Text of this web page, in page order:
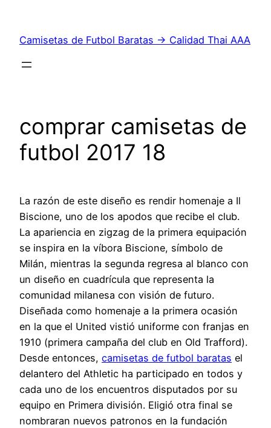
contenido
Camisetas de Futbol Baratas → Calidad Thai AAA
comprar camisetas de
futbol 2017 18
La razón de este diseño es rendir homenaje a Il
Biscione, uno de los apodos que recibe el club.
La apariencia en zigzag de la primera equipación
se inspira en la víbora Biscione, símbolo de
Milán, mientras la segunda regresa al blanco con
un diseño en cuadrícula que representa la
comunidad milanesa con visión de futuro.
Diseñada como homenaje a la primera ocasión
en la que el United vistió uniforme con franjas en
1910 (primera campaña del club en Old Trafford).
Desde entonces, camisetas de futbol baratas el
delantero del Athletic ha participado en todos y
cada uno de los encuentros disputados por su
equipo en Primera división. Eligió otra final se
nombraran nuevos patronos en la fundación